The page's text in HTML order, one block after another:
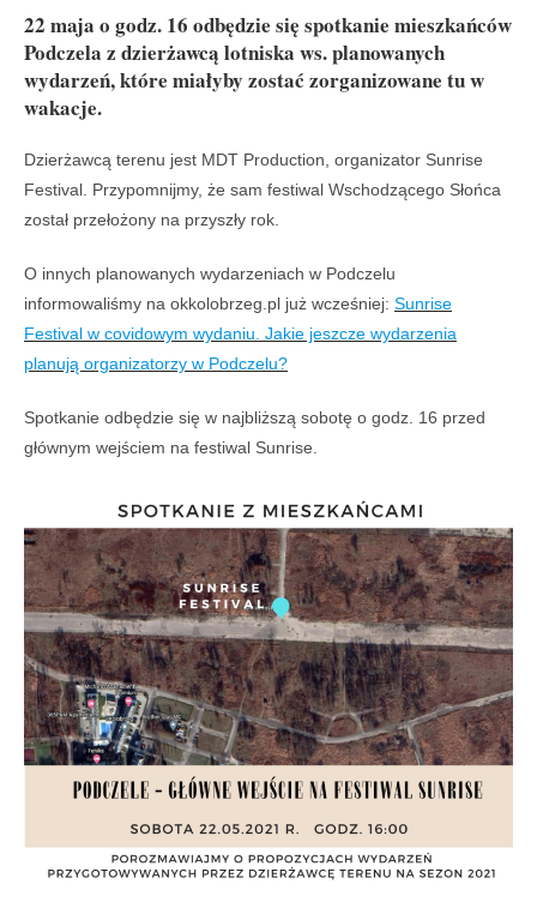
22 maja o godz. 16 odbędzie się spotkanie mieszkańców
Podczela z dzierżawcą lotniska ws. planowanych
wydarzeń, które miałyby zostać zorganizowane tu w
wakacje.
Dzierżawcą terenu jest MDT Production, organizator Sunrise
Festival. Przypomnijmy, że sam festiwal Wschodzącego Słońca
został przełożony na przyszły rok.
O innych planowanych wydarzeniach w Podczelu
informowaliśmy na okkolobrzeg.pl już wcześniej: Sunrise
Festival w covidowym wydaniu. Jakie jeszcze wydarzenia
planują organizatorzy w Podczelu?
Spotkanie odbędzie się w najbliższą sobotę o godz. 16 przed
głównym wejściem na festiwal Sunrise.